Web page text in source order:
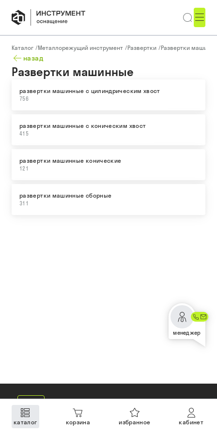
каталог корзина избранное кабинет
Каталог /Металлорежущий инструмент /Развертки /Развертки
назад
Развертки машинные
развертки машинные с цилиндрическим хвост
756
развертки машинные с коническим хвост
415
развертки машинные конические
121
развертки машинные сборные
311
менеджер